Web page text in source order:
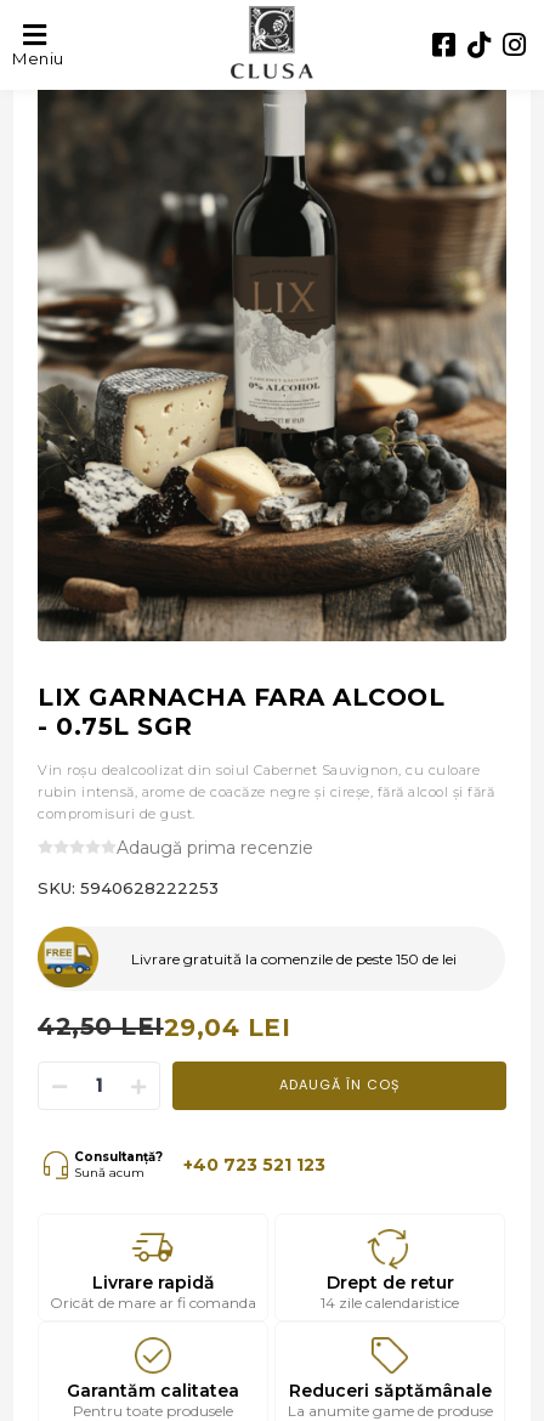
Meniu- 32%
LIX GARNACHA FARA ALCOOL
- 0.75L SGR
Vin roșu dealcoolizat din soiul Cabernet Sauvignon, cu culoare
rubin intensă, arome de coacăze negre și cireșe, fără alcool și fără
compromisuri de gust.
Adaugă prima recenzie
SKU: 5940628222253
Livrare gratuită la comenzile de peste 150 de lei
42,50 LEI29,04 LEI
ADAUGĂ ÎN COȘ
Consultanță?
Sună acum
+40 723 521 123
Livrare rapidă
Oricât de mare ar fi comanda
Drept de retur
14 zile calendaristice
Garantăm calitatea
Pentru toate produsele
Reduceri săptămânale
La anumite game de produse